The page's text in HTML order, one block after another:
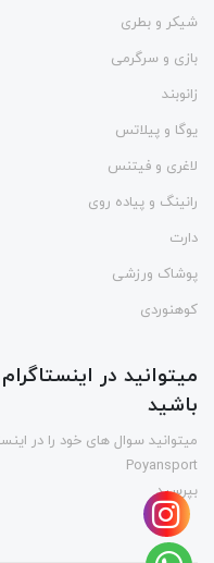
شیکر و بطری
بازی و سرگرمی
زانوبند
یوگا و پیلاتس
لاغری و فیتنس
رانینگ و پیاده روی
دارت
پوشاک ورزشی
کوهنوردی
میتوانید در
باشید
میتوانید سوال های خود را در
Poyansport
بپرسید